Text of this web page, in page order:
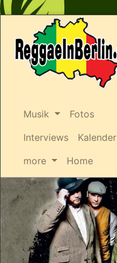
Musik
Fotos
Interviews
Kalender
more
Home